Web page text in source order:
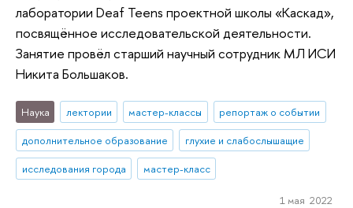
лаборатории Deaf Teens проектной школы «Каскад»,
посвящённое исследовательской деятельности.
Занятие провёл старший научный сотрудник МЛ ИСИ
Никита Большаков.
Наука лектории мастер-классы
репортаж о событии
дополнительное образование
глухие и слабослышащие
исследования города
мастер-класс
1 мая 2022